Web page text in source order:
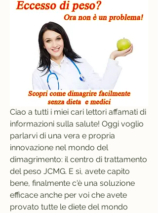
Ciao a tutti i miei cari lettori affamati di
informazioni sulla salute! Oggi voglio
parlarvi di una vera e propria
innovazione nel mondo del
dimagrimento: il centro di trattamento
del peso JCMG. E sì, avete capito
bene, finalmente c'è una soluzione
efficace anche per voi che avete
provato tutte le diete del mondo